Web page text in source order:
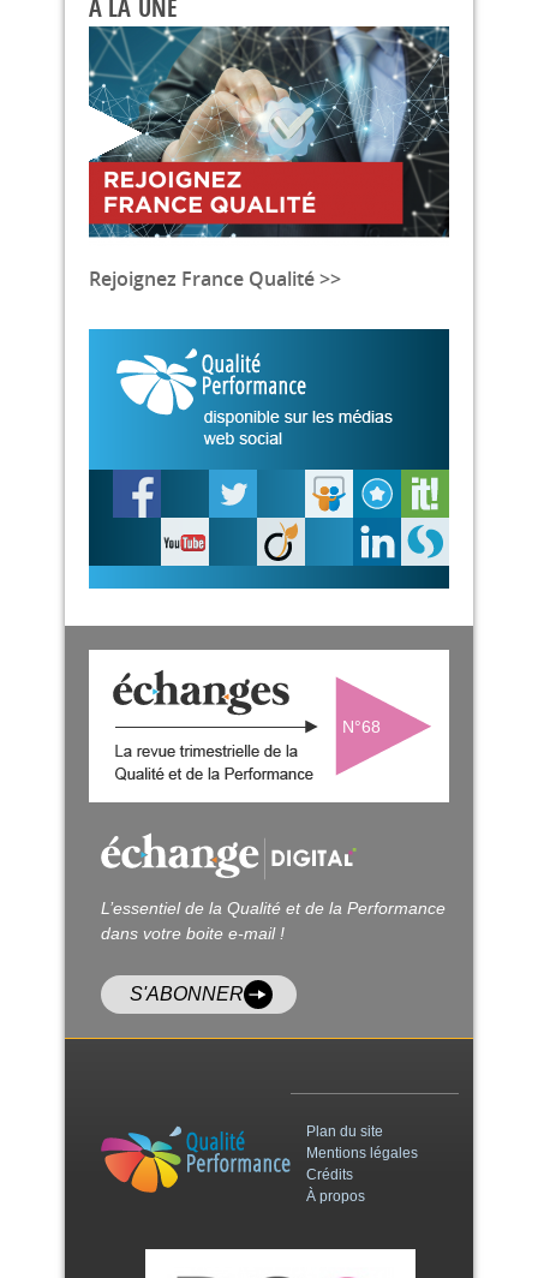
A LA UNE
Rejoignez France Qualité >>
N°68
L’essentiel de la Qualité et de la Performance
dans votre boite e-mail !
S'ABONNER
Plan du site
Mentions légales
Crédits
À propos